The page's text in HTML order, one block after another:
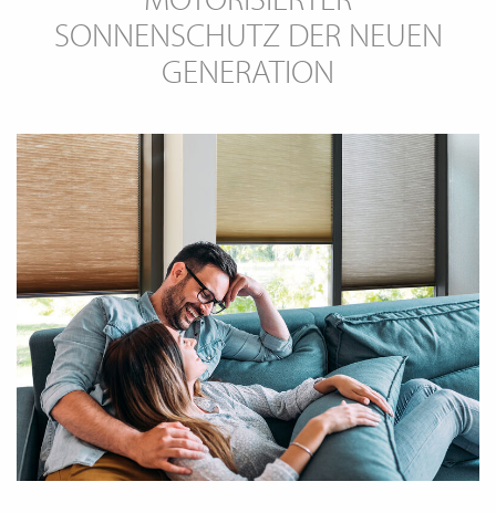
SONNENSCHUTZ DER NEUEN
GENERATION